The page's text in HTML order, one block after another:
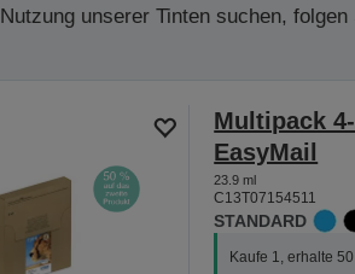
Nutzung unserer Tinten suchen,
Multipack
EasyMail
23.9 ml
C13T07154511
STANDARD
Kaufe 1, erhalte